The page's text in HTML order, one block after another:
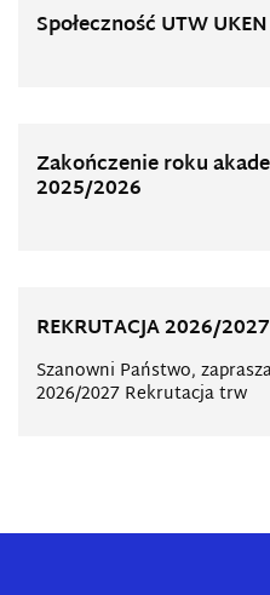
Społeczność UTW
Zakończenie roku
2025/2026
REKRUTACJA 2026/2027
Szanowni Państwo,
2026/2027 Rekrutacja trw